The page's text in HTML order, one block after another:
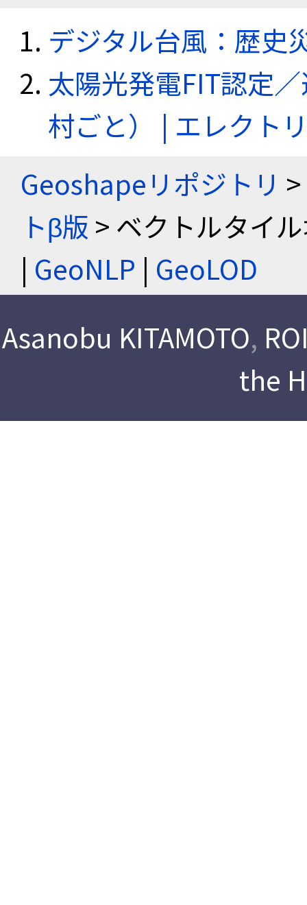
デジタル台風：歴史
太陽光発電FIT認定
村ごと） | エレクト
Geoshapeリポジトリ >
トβ版 > ベクトルタイ
| GeoNLP | GeoLOD
Asanobu KITAMOTO,
the